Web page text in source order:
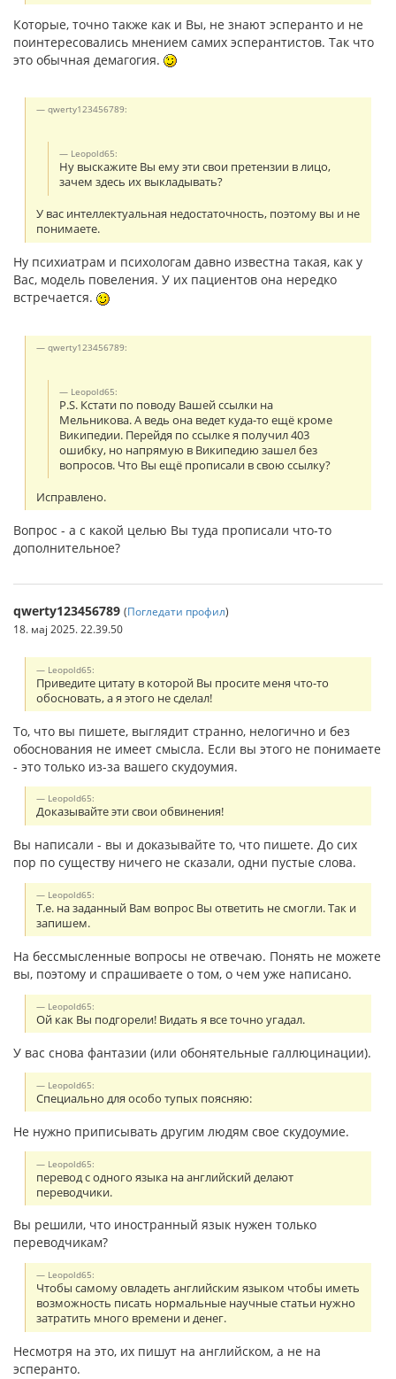
Которые, точно также как и Вы, не знают эсперанто и не
поинтересовались мнением самих эсперантистов. Так что
это обычная демагогия.
qwerty123456789:
Leopold65:
Ну выскажите Вы ему эти свои претензии в лицо,
зачем здесь их выкладывать?
У вас интеллектуальная недостаточность, поэтому вы и не
понимаете.
Ну психиатрам и психологам давно известна такая, как у
Вас, модель повеления. У их пациентов она нередко
встречается.
qwerty123456789:
Leopold65:
P.S. Кстати по поводу Вашей ссылки на
Мельникова. А ведь она ведет куда-то ещё кроме
Википедии. Перейдя по ссылке я получил 403
ошибку, но напрямую в Википедию зашел без
вопросов. Что Вы ещё прописали в свою ссылку?
Исправлено.
Вопрос - а с какой целью Вы туда прописали что-то
дополнительное?
qwerty123456789 (Погледати профил)
18. мај 2025. 22.39.50
Leopold65:
Приведите цитату в которой Вы просите меня что-то
обосновать, а я этого не сделал!
То, что вы пишете, выглядит странно, нелогично и без
обоснования не имеет смысла. Если вы этого не понимаете
- это только из-за вашего скудоумия.
Leopold65:
Доказывайте эти свои обвинения!
Вы написали - вы и доказывайте то, что пишете. До сих
пор по существу ничего не сказали, одни пустые слова.
Leopold65:
Т.е. на заданный Вам вопрос Вы ответить не смогли. Так и
запишем.
На бессмысленные вопросы не отвечаю. Понять не можете
вы, поэтому и спрашиваете о том, о чем уже написано.
Leopold65:
Ой как Вы подгорели! Видать я все точно угадал.
У вас снова фантазии (или обонятельные галлюцинации).
Leopold65:
Специально для особо тупых поясняю:
Не нужно приписывать другим людям свое скудоумие.
Leopold65:
перевод с одного языка на английский делают
переводчики.
Вы решили, что иностранный язык нужен только
переводчикам?
Leopold65:
Чтобы самому овладеть английским языком чтобы иметь
возможность писать нормальные научные статьи нужно
затратить много времени и денег.
Несмотря на это, их пишут на английском, а не на
эсперанто.